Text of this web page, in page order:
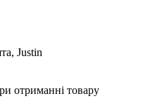
Justin
отриманні товару